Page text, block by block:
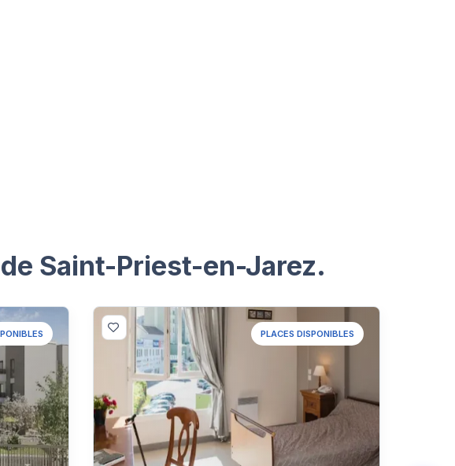
Saint-Priest-en-Jarez.
PLACES DISPONIBLES